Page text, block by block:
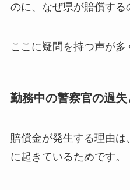
のに、なぜ県が賠償する
ここに疑問を持つ声が多
勤務中の警察官の過
賠償金が発生する理由
に起きているためです。